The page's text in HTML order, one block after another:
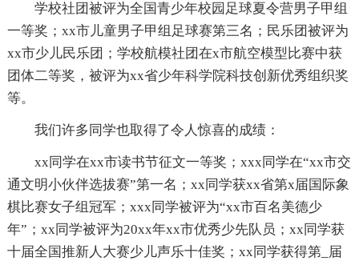
学校社团被评为全国青少年校园足球夏令营男子甲组
一等奖；xx市儿童男子甲组足球赛第三名；民乐团被评为
xx市少儿民乐团；学校航模社团在x市航空模型比赛中获
团体二等奖，被评为xx省少年科学院科技创新优秀组织奖
等。
我们许多同学也取得了令人惊喜的成绩：
xx同学在xx市读书节征文一等奖；xxx同学在“xx市交
通文明小伙伴选拔赛”第一名；xx同学获xx省第x届国际象
棋比赛女子组冠军；xxx同学被评为“xx市百名美德少
年”；xx同学被评为20xx年xx市优秀少先队员；xx同学获
十届全国推新人大赛少儿声乐十佳奖；xx同学获得第_届